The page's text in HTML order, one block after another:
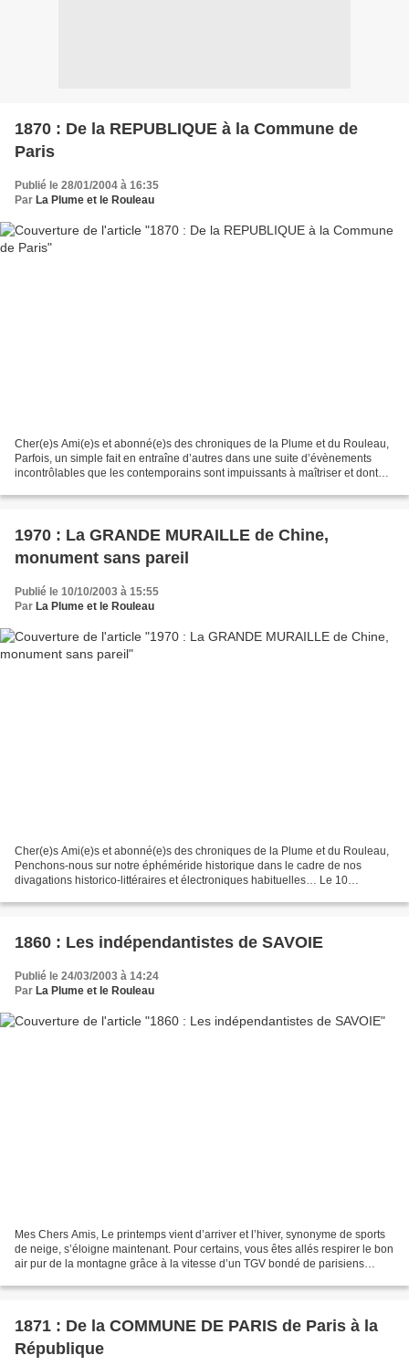
1870 : De la REPUBLIQUE à la Commune de
Paris
Publié le 28/01/2004 à 16:35
Par La Plume et le Rouleau
Cher(e)s Ami(e)s et abonné(e)s des chroniques de la Plume et du Rouleau,
Parfois, un simple fait en entraîne d’autres dans une suite d’évènements
incontrôlables que les contemporains sont impuissants à maîtriser et dont
1970 : La GRANDE MURAILLE de Chine,
monument sans pareil
Publié le 10/10/2003 à 15:55
Par La Plume et le Rouleau
Cher(e)s Ami(e)s et abonné(e)s des chroniques de la Plume et du Rouleau,
Penchons-nous sur notre éphéméride historique dans le cadre de nos
divagations historico-littéraires et électroniques habituelles… Le 10
1860 : Les indépendantistes de SAVOIE
Publié le 24/03/2003 à 14:24
Par La Plume et le Rouleau
Mes Chers Amis, Le printemps vient d’arriver et l’hiver, synonyme de sports
de neige, s’éloigne maintenant. Pour certains, vous êtes allés respirer le bon
air pur de la montagne grâce à la vitesse d’un TGV bondé de parisiens
1871 : De la COMMUNE DE PARIS de Paris à la
République